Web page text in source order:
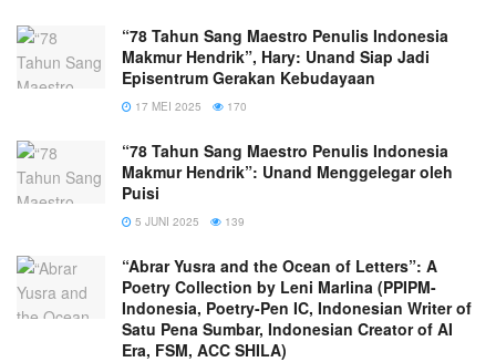
“78 Tahun Sang Maestro Penulis Indonesia
Makmur Hendrik”, Hary: Unand Siap Jadi
Episentrum Gerakan Kebudayaan
17 MEI 2025 170
“78 Tahun Sang Maestro Penulis Indonesia
Makmur Hendrik”: Unand Menggelegar oleh
Puisi
5 JUNI 2025 139
“Abrar Yusra and the Ocean of Letters”: A
Poetry Collection by Leni Marlina (PPIPM-
Indonesia, Poetry-Pen IC, Indonesian Writer of
Satu Pena Sumbar, Indonesian Creator of AI
Era, FSM, ACC SHILA)